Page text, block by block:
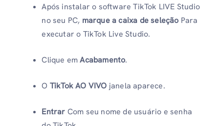
Após instalar o software TikTok LIVE Studio
no seu PC, marque a caixa de seleção Para
executar o TikTok Live Studio.
Clique emAcabamento.
O TikTok AO VIVO janela aparece.
Entrar Com seu nome de usuário e senha